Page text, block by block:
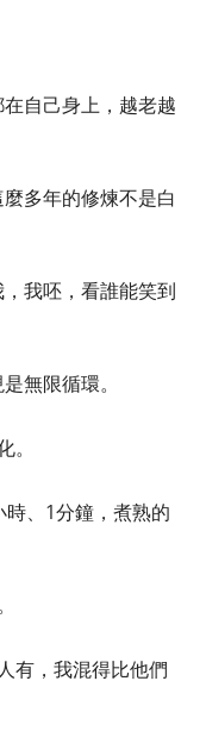
自己身上，越老越
多年的修煉不是白
我呸，看誰能笑到
無限循環。
、1分鐘，煮熟的
有，我混得比他們